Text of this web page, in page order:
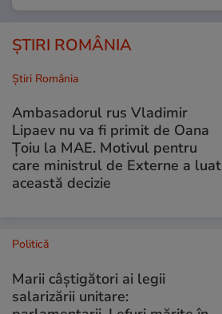
ȘTIRI ROMÂNIA
Știri România
Ambasadorul rus Vladimir
Lipaev nu va fi primit de Oana
Țoiu la MAE. Motivul pentru
care ministrul de Externe a luat
această decizie
Politică
Marii câștigători ai legii
salarizării unitare: